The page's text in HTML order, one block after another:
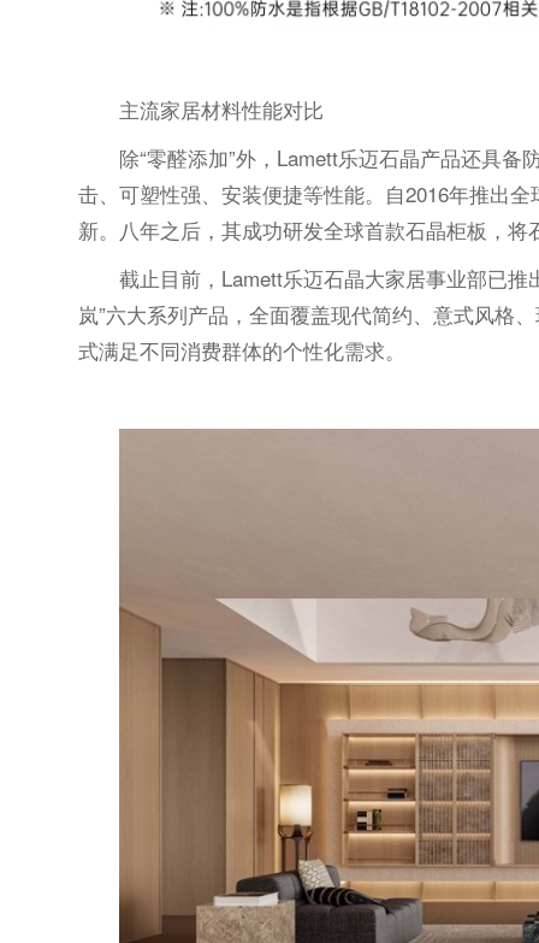
主流家居材料性能对比
除“零醛添加”外，Lamett乐迈石晶产品还具
击、可塑性强、安装便捷等性能。自2016年推出
新。八年之后，其成功研发全球首款石晶柜板，
截止目前，Lamett乐迈石晶大家居事业部已推
岚”六大系列产品，全面覆盖现代简约、意式风格
式满足不同消费群体的个性化需求。